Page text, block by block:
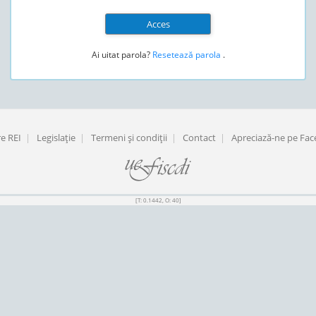
Ai uitat parola? Resetează parola .
REI | Legislaţie | Termeni şi condiţii | Contact | Apreciază-ne pe
[T: 0.1442, O: 40]